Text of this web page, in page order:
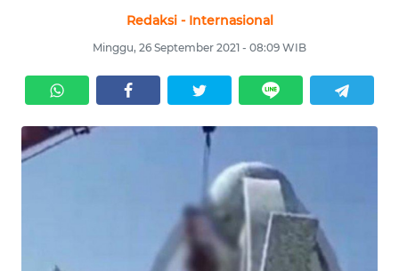
Redaksi - Internasional
Minggu, 26 September 2021 - 08:09 WIB
POLHUKAM
KRIMINAL
EKUIN